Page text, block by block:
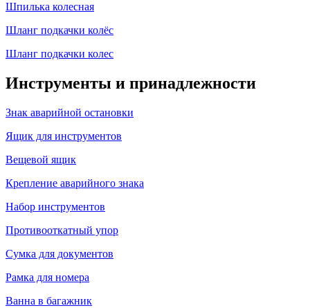
Шпилька колесная
Шланг подкачки колёс
Шланг подкачки колес
Инструменты и принадлежности
Знак аварийной остановки
Ящик для инструментов
Вещевой ящик
Крепление аварийного знака
Набор инструментов
Противооткатный упор
Сумка для документов
Рамка для номера
Ванна в багажник